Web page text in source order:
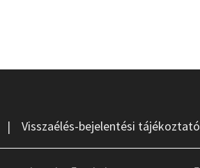
|Visszaélés-bejelentési tájékoztató